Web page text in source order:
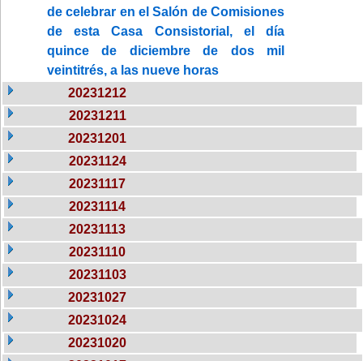
de celebrar en el Salón de Comisiones
de esta Casa Consistorial, el día
quince de diciembre de dos mil
veintitrés, a las nueve horas
20231212
20231211
20231201
20231124
20231117
20231114
20231113
20231110
20231103
20231027
20231024
20231020